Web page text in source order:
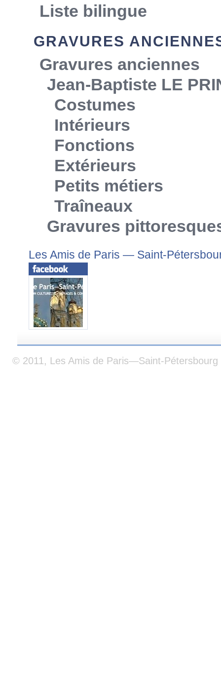
Liste bilingue
GRAVURES
Gravures anciennes
Jean-Baptiste LE
Costumes
Intérieurs
Fonctions
Extérieurs
Petits métiers
Traîneaux
Gravures
Les Amis de Paris — Saint-
© 2011, Les Amis de Paris—Saint-Pétersbourg